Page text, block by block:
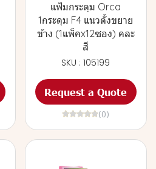
แฟ้มกระดุม Orca
1กระดุม F4 แนวตั้งขยาย
ข้าง (1แพ็คx12ซอง) คละ
สี
SKU : 105199
Request a Quote
(0)